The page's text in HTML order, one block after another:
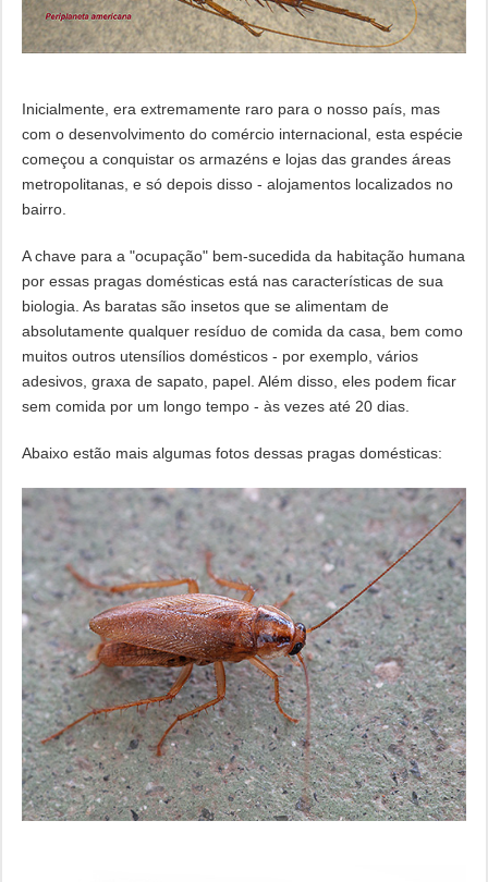
Inicialmente, era extremamente raro para o nosso país, mas
com o desenvolvimento do comércio internacional, esta espécie
começou a conquistar os armazéns e lojas das grandes áreas
metropolitanas, e só depois disso - alojamentos localizados no
bairro.
A chave para a "ocupação" bem-sucedida da habitação humana
por essas pragas domésticas está nas características de sua
biologia. As baratas são insetos que se alimentam de
absolutamente qualquer resíduo de comida da casa, bem como
muitos outros utensílios domésticos - por exemplo, vários
adesivos, graxa de sapato, papel. Além disso, eles podem ficar
sem comida por um longo tempo - às vezes até 20 dias.
Abaixo estão mais algumas fotos dessas pragas domésticas: